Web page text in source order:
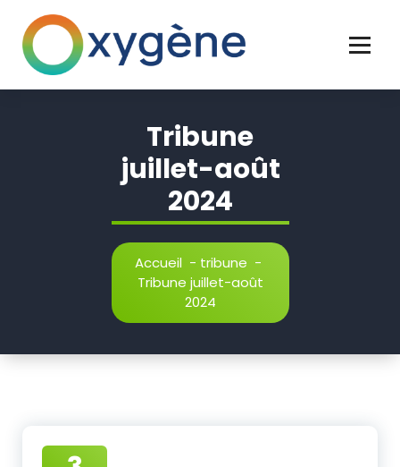
Tribune
juillet-août
2024
Accueil - tribune -
Tribune juillet-août
2024